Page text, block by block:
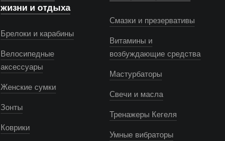
жизни и отдыха
Брелоки и карабины
Велосипедные
аксессуары
Женские сумки
Зонты
Коврики
Смазки и презервативы
Витамины и
возбуждающие средства
Мастурбаторы
Свечи и масла
Тренажеры Кегеля
Умные вибраторы